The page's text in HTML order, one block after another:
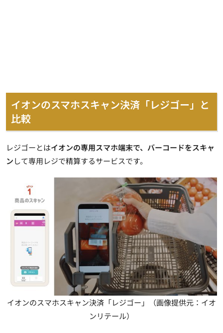
イオンのスマホスキャン決済「レジゴー」と
比較
レジゴーとはイオンの専用スマホ端末で、バーコードをスキャ
ンして専用レジで精算するサービスです。
イオンのスマホスキャン決済「レジゴー」（画像提供元：イオ
ンリテール）